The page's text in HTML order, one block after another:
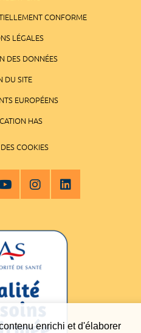
enrichi et d'élaborer
CONFORME
LÉGALES
DES DONNÉES
DU SITE
EUROPÉENS
HAS
COOKIES